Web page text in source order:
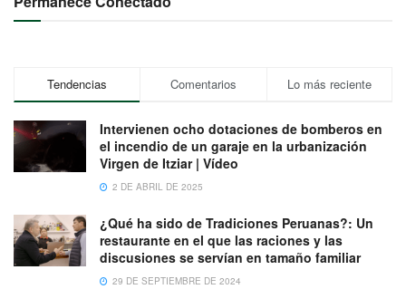
Tendencias Comentarios Lo más reciente
Intervienen ocho dotaciones de bomberos en
el incendio de un garaje en la urbanización
Virgen de Itziar | Vídeo
2 DE ABRIL DE 2025
¿Qué ha sido de Tradiciones Peruanas?: Un
restaurante en el que las raciones y las
discusiones se servían en tamaño familiar
29 DE SEPTIEMBRE DE 2024